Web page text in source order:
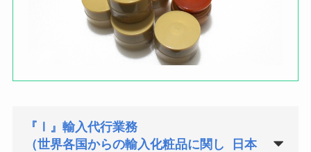
『Ⅰ』輸入代行業務
（世界各国からの輸入化粧品に関し 日本